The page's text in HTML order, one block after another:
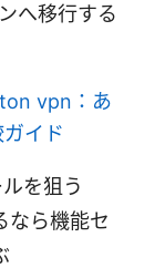
へ移行する
vpn：あ
イド
を狙う
なら機能セ